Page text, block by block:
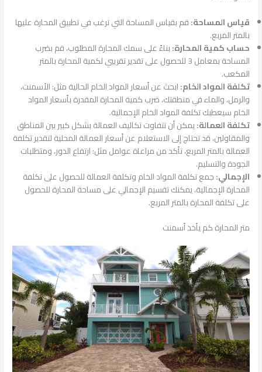
قياس المساحة:قم بقياس المساحة التي ترغب في تطبيق المحارة عليها
بالمتر المربع.
حساب كمية المحارة:بناءً على سمك المحارة المطلوب، قم بضرب
المساحة بمعامل 3 للحصول على تقدير تقريبي لكمية المحارة بالمتر
المكعب.
تكلفة المواد الخام:ابحث عن أسعار المواد الخام الحالية مثل: الأسمنت،
والرمل، والماء في منطقتك، ضرب كمية المحارة المقدرة بأسعار المواد
الخام سيعطيك تكلفة المواد الخام الإجمالية.
تكلفة العمالة:يمكن أن تتفاوت تكاليف العمالة بشكل كبير بين المناطق
والمقاولين، قد تحتاج إلى الاستعلام عن أسعار العمالة المحلية لتقدير تكلفة
العمالة بالمتر المربع، تأكد من مراعاة عوامل مثل: ارتفاع الدور، ومتطلبات
الجودة والتسليم.
الإجمالي:جمع تكلفة المواد الخام وتكلفة العمالة للحصول على تكلفة
المحارة الإجمالية، يمكنك تقسيم الإجمالي على مساحة المحارة للحصول
على تكلفة المحارة بالمتر المربع.
متر المحارة كم يأخذ أسمنت